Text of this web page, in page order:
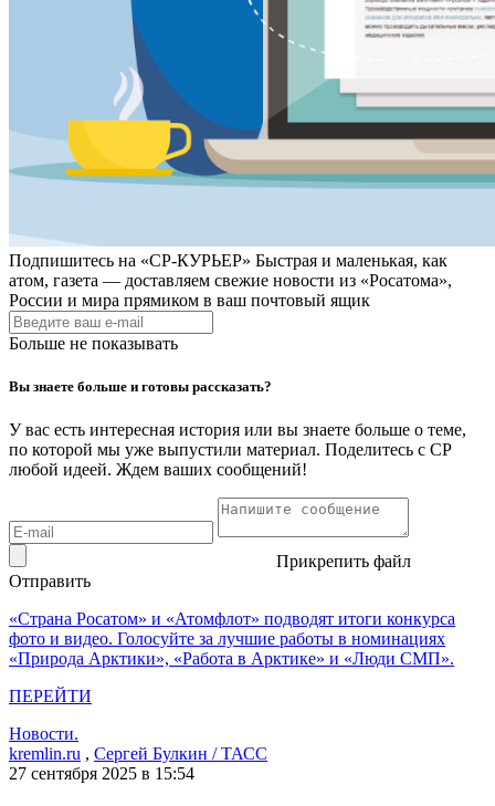
Подпишитесь на «СР-КУРЬЕР» Быстрая и маленькая, как
атом, газета — доставляем свежие новости из «Росатома»,
России и мира прямиком в ваш почтовый ящик
Больше не показывать
Вы знаете больше и готовы рассказать?
У вас есть интересная история или вы знаете больше о теме,
по которой мы уже выпустили материал. Поделитесь с СР
любой идеей. Ждем ваших сообщений!
Прикрепить файл
Отправить
«Страна Росатом» и «Атомфлот» подводят итоги конкурса
фото и видео. Голосуйте за лучшие работы в номинациях
«Природа Арктики», «Работа в Арктике» и «Люди СМП».
ПЕРЕЙТИ
Новости.
kremlin.ru , Сергей Булкин / ТАСС
27 сентября 2025 в 15:54